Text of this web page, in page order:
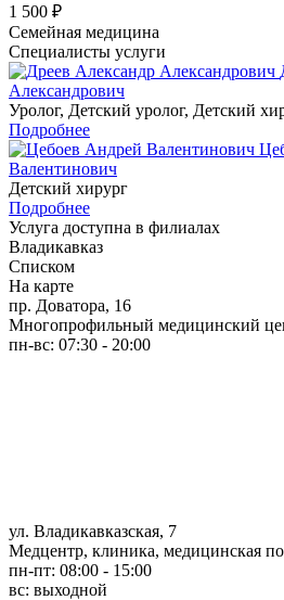
1 500 ₽
Семейная медицина
Специалисты услуги
Александрович
Уролог, Детский уролог, Детский
Подробнее
Валентинович
Детский хирург
Подробнее
Услуга доступна в филиалах
Владикавказ
Списком
На карте
пр. Доватора, 16
Многопрофильный медицинский
пн-вс: 07:30 - 20:00
ул. Владикавказская, 7
Медцентр, клиника, медицинская
пн-пт: 08:00 - 15:00
вс: выходной